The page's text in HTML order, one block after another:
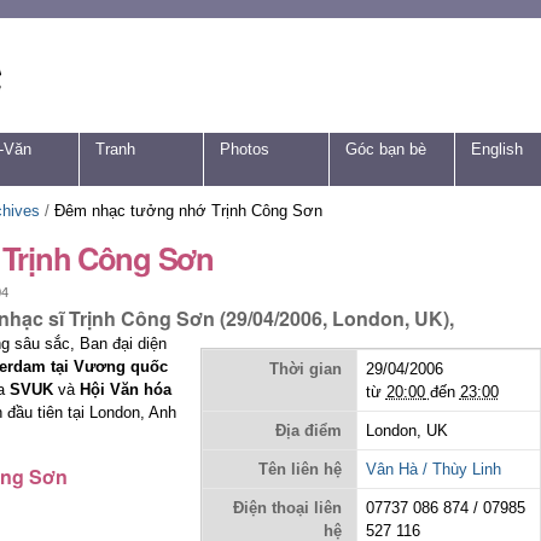
Tranh Photos Góc bạn bè English
/ Đêm nhạc tưởng nhớ Trịnh Công Sơn
Công Sơn
sĩ Trịnh Công Sơn (29/04/2006, London, UK),
Thời gian
29/04/2006
từ 20:00 đến 23:00
Địa điểm London, UK
Tên liên hệ Vân Hà / Thùy Linh
Điện thoại liên
hệ
07737 086 874 / 07985
527 116
sâu sắc, Ban đại diện
tại Vương quốc
SVUK và Hội Văn hóa
tiên tại London, Anh
Sơn